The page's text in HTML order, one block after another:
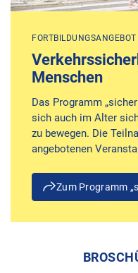
FORTBILDUNGSANGEBOT
Menschen
Das Programm
sich auch im Alter
zu bewegen. Die
angebotenen
Zum Programm